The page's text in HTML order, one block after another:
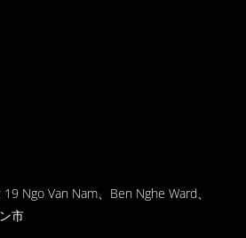
Ngo Van Nam、Ben Nghe Ward、
市